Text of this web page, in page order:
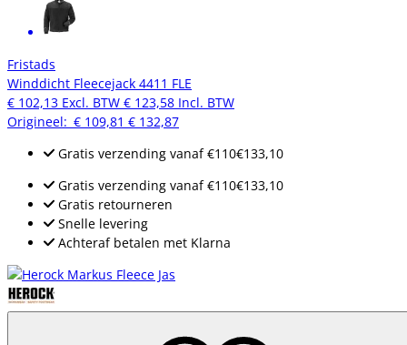
Fristads
Winddicht Fleecejack 4411 FLE
€ 102,13 Excl. BTW € 123,58 Incl. BTW
Origineel: € 109,81 € 132,87
Gratis verzending vanaf€110€133,10
Gratis verzending vanaf€110€133,10
Gratis retourneren
Snelle levering
Achteraf betalen met Klarna